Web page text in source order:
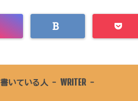
いている人 - WRITER -